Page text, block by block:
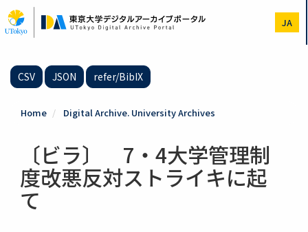
to
main
JA
CSV JSON refer/BibIX
Home Digital Archive. University Archives
〔ビラ〕 7・4大学管理制
度改悪反対ストライキに起
て